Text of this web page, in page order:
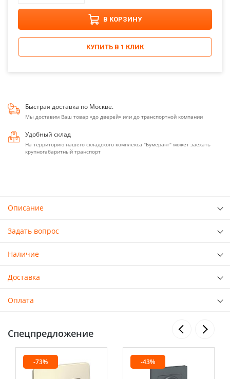
В КОРЗИНУ
КУПИТЬ В 1 КЛИК
Быстрая доставка по Москве.
Мы доставим Ваш товар «до дверей» или до транспортной компании
Удобный склад
На территорию нашего складского комплекса "Бумеранг" может заехать
крупногабаритный транспорт
Описание
Задать вопрос
Наличие
Доставка
Оплата
Спецпредложение
-73% -43%